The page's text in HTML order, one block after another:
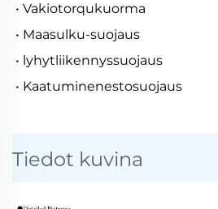
• Vakiotorqukuorma
• Maasulku-suojaus
• lyhytliikennyssuojaus
• Kaatuminenestosuojaus
Tiedot kuvina